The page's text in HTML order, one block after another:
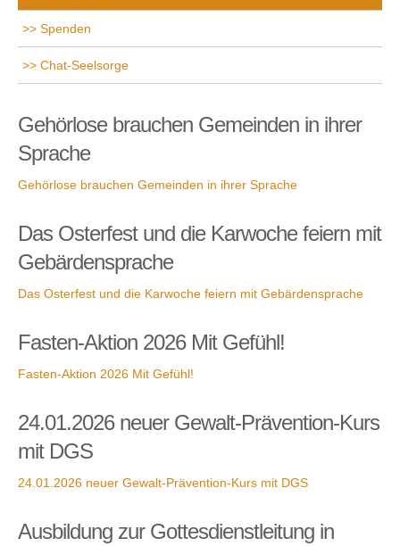
Spenden
Chat-Seelsorge
Gehörlose brauchen Gemeinden in ihrer
Sprache
Gehörlose brauchen Gemeinden in ihrer Sprache
Das Osterfest und die Karwoche feiern mit
Gebärdensprache
Das Osterfest und die Karwoche feiern mit Gebärdensprache
Fasten-Aktion 2026 Mit Gefühl!
Fasten-Aktion 2026 Mit Gefühl!
24.01.2026 neuer Gewalt-Prävention-Kurs
mit DGS
24.01.2026 neuer Gewalt-Prävention-Kurs mit DGS
Ausbildung zur Gottesdienstleitung in